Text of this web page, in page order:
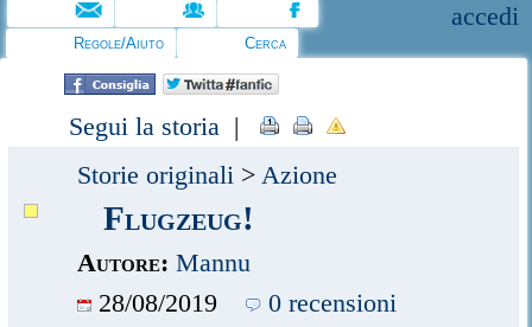
accedi
Regole/Aiuto Cerca
Segui la storia |
Storie originali >Azione
Flugzeug!
Autore: Mannu
28/08/2019
0 recensioni